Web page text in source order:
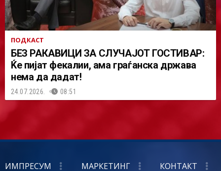
ПОДКАСТ
БЕЗ РАКАВИЦИ ЗА СЛУЧАЈОТ ГОСТИВАР:
Ќе пијат фекалии, ама граѓанска држава
нема да дадат!
24.07.2026. 08:51
ИМПРЕСУМ МАРКЕТИНГ КОНТАКТ